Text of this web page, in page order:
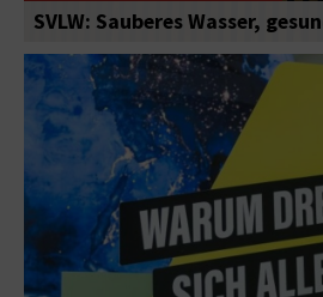
SVLW: Sauberes Wasser,